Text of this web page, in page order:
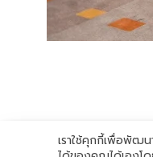
เราใช้คุกกี้เพื่อพัฒ